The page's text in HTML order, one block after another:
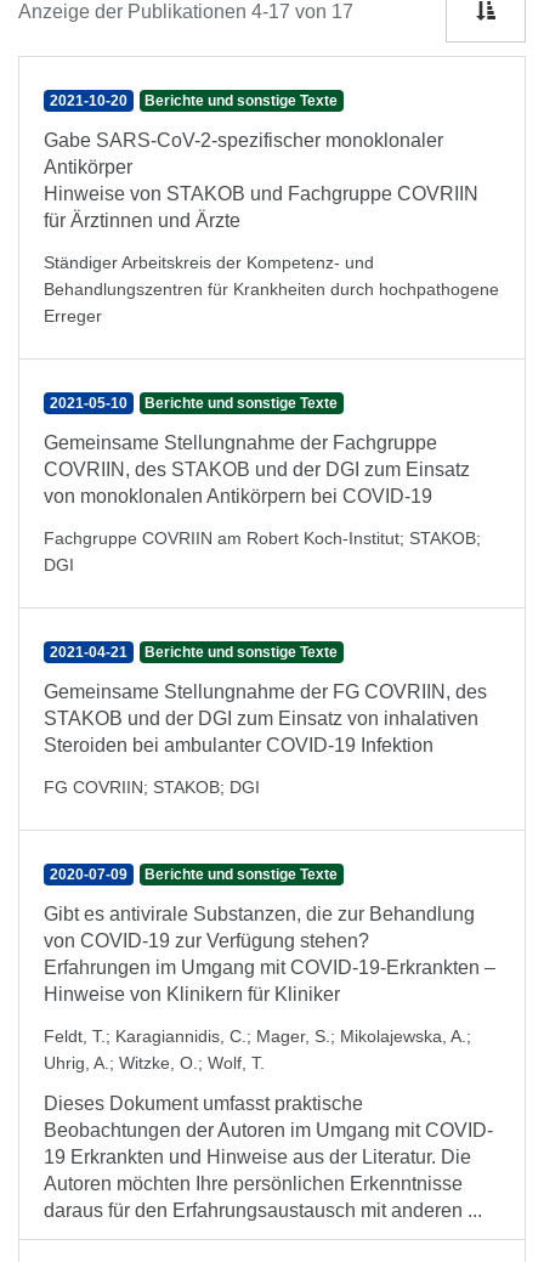
Anzeige der Publikationen 4-17 von 17
2021-10-20 Berichte und sonstige Texte
Gabe SARS-CoV-2-spezifischer monoklonaler
Antikörper
Hinweise von STAKOB und Fachgruppe COVRIIN
für Ärztinnen und Ärzte
Ständiger Arbeitskreis der Kompetenz- und
Behandlungszentren für Krankheiten durch hochpathogene
Erreger
2021-05-10 Berichte und sonstige Texte
Gemeinsame Stellungnahme der Fachgruppe
COVRIIN, des STAKOB und der DGI zum Einsatz
von monoklonalen Antikörpern bei COVID-19
Fachgruppe COVRIIN am Robert Koch-Institut; STAKOB;
DGI
2021-04-21 Berichte und sonstige Texte
Gemeinsame Stellungnahme der FG COVRIIN, des
STAKOB und der DGI zum Einsatz von inhalativen
Steroiden bei ambulanter COVID-19 Infektion
FG COVRIIN; STAKOB; DGI
2020-07-09 Berichte und sonstige Texte
Gibt es antivirale Substanzen, die zur Behandlung
von COVID-19 zur Verfügung stehen?
Erfahrungen im Umgang mit COVID-19-Erkrankten –
Hinweise von Klinikern für Kliniker
Feldt, T.; Karagiannidis, C. ; Mager, S. ; Mikolajewska, A. ;
Uhrig, A. ; Witzke, O. ; Wolf, T.
Dieses Dokument umfasst praktische
Beobachtungen der Autoren im Umgang mit COVID-
19 Erkrankten und Hinweise aus der Literatur. Die
Autoren möchten Ihre persönlichen Erkenntnisse
daraus für den Erfahrungsaustausch mit anderen ...